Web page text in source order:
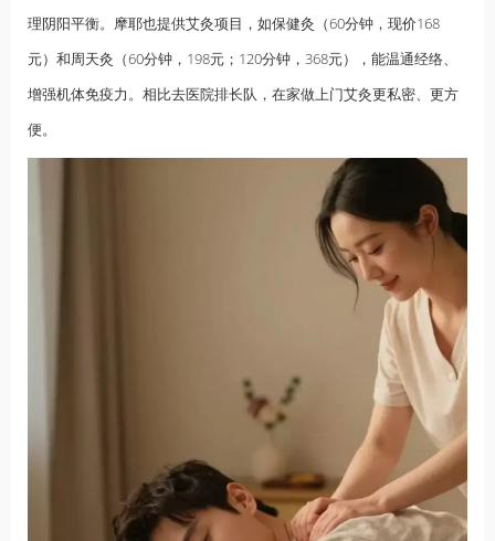
理阴阳平衡。摩耶也提供艾灸项目，如保健灸（60分钟，现价168
元）和周天灸（60分钟，198元；120分钟，368元），能温通经络、
增强机体免疫力。相比去医院排长队，在家做上门艾灸更私密、更方
便。